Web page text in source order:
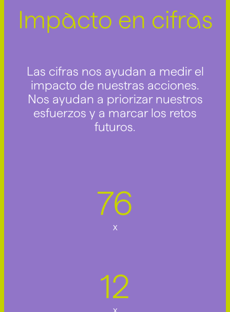
Impacto en cifras
Las cifras nos ayudan a medir el
impacto de nuestras acciones.
Nos ayudan a priorizar nuestros
esfuerzos y a marcar los retos
futuros.
84
x
13